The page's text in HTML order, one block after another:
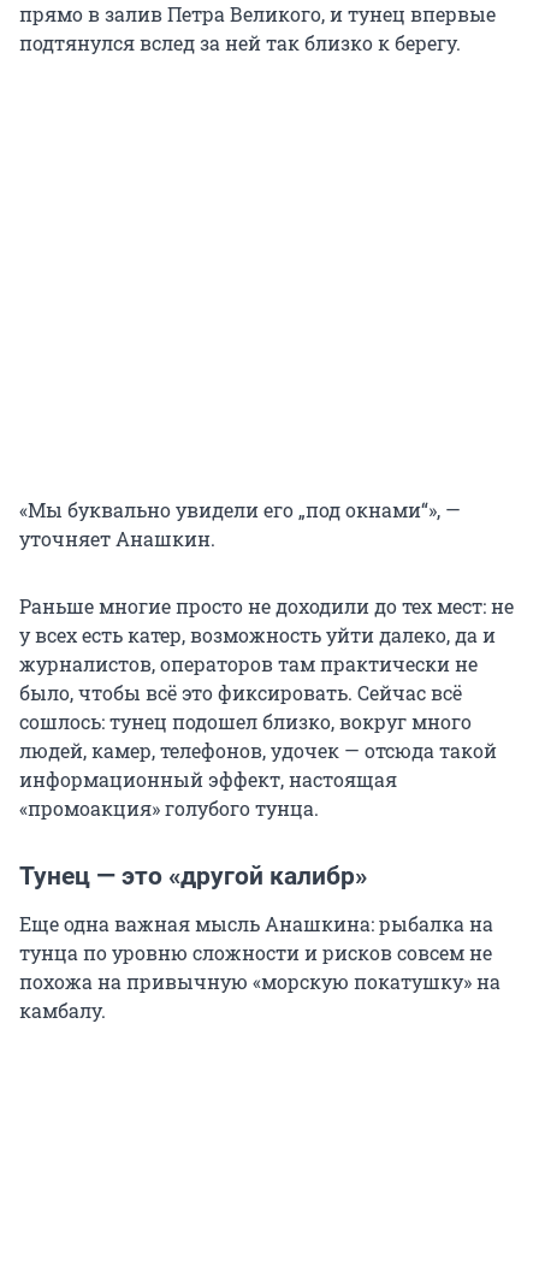
прямо в залив Петра Великого, и тунец впервые
подтянулся вслед за ней так близко к берегу.
«Мы буквально увидели его „под окнами“», —
уточняет Анашкин.
Раньше многие просто не доходили до тех мест: не
у всех есть катер, возможность уйти далеко, да и
журналистов, операторов там практически не
было, чтобы всё это фиксировать. Сейчас всё
сошлось: тунец подошел близко, вокруг много
людей, камер, телефонов, удочек — отсюда такой
информационный эффект, настоящая
«промоакция» голубого тунца.
Тунец — это «другой калибр»
Еще одна важная мысль Анашкина: рыбалка на
тунца по уровню сложности и рисков совсем не
похожа на привычную «морскую покатушку» на
камбалу.